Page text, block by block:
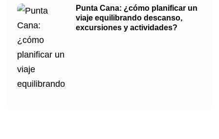
Punta Cana: ¿cómo planificar un
viaje equilibrando descanso,
excursiones y actividades?